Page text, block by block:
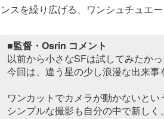
ンスを繰り広げる、ワンシュチュエ
■監督・Osrin コメント
以前から小さなSFは試してみたか
今回は、違う星の少し浪漫な出来事
ワンカットでカメラが動かないとい
シンプルな撮影も自分の中で新しく